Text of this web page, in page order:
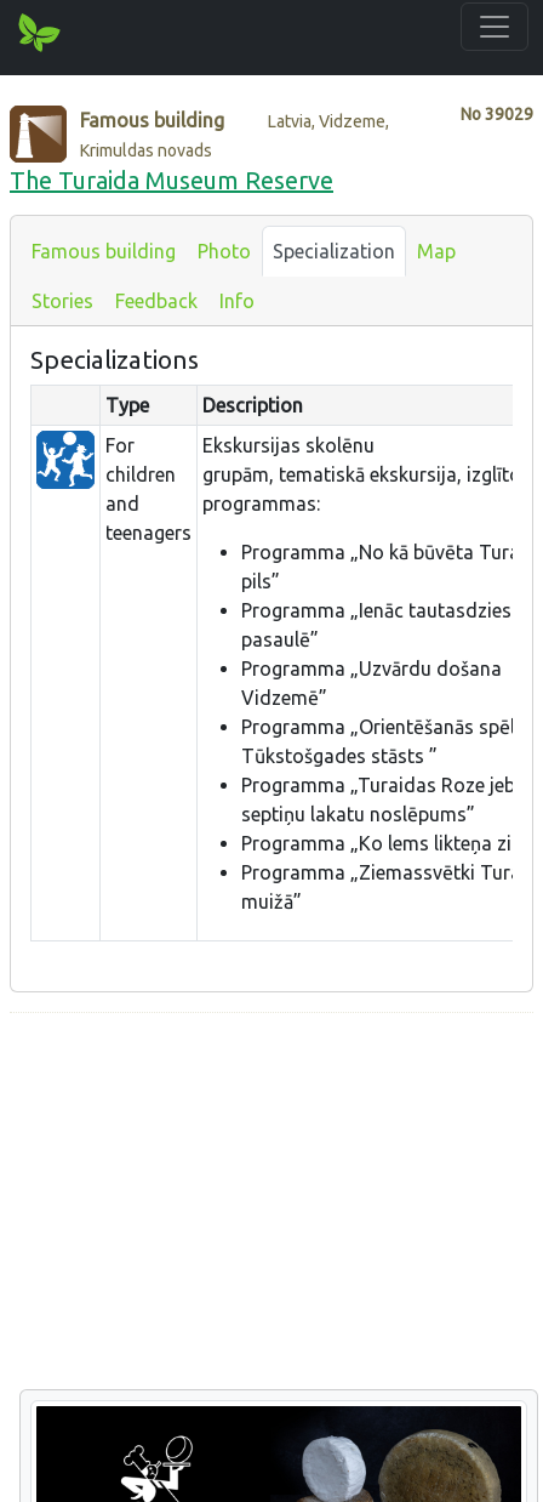
No39029
Famous building
Latvia, Vidzeme,
Krimuldas novads
The Turaida Museum Reserve
Famous building Photo Specialization Map
Stories Feedback Info
Specializations
Type
Description
For
children
and
teenagers
Ekskursijas skolēnu
grupām, tematiskā ekskursija,
programmas:
Programma „No kā būvēta
pils”
Programma „Ienāc tautasdziesmu
pasaulē”
Programma „Uzvārdu došana
Vidzemē”
Programma „Orientēšanās spēle –
Tūkstošgades stāsts ”
Programma „Turaidas Roze jeb
septiņu lakatu noslēpums”
Programma „Ko lems likteņa
Programma „Ziemassvētki
muižā”